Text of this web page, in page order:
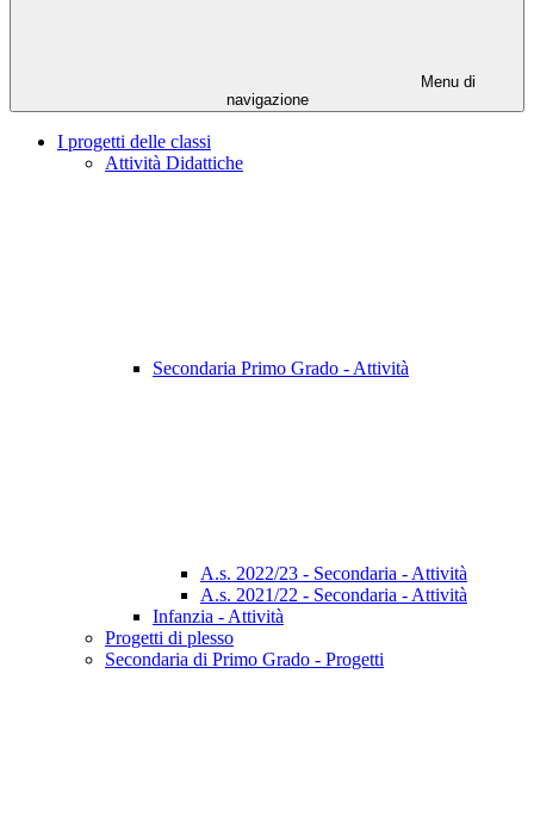
Menu di
navigazione
I progetti delle classi
Attività Didattiche
Secondaria Primo Grado - Attività
A.s. 2022/23 - Secondaria - Attività
A.s. 2021/22 - Secondaria - Attività
Infanzia - Attività
Progetti di plesso
Secondaria di Primo Grado - Progetti